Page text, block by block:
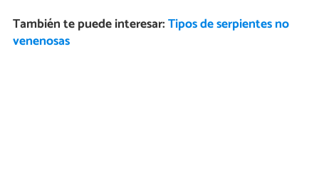
También te puede interesar:Tipos de serpientes no
venenosas